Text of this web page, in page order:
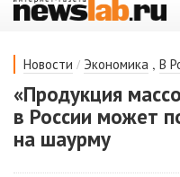
Новости / Экономика , В
«Продукция
в России может
на шаурму